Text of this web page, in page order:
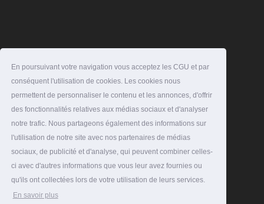
En poursuivant votre navigation vous acceptez les CGU et par
conséquent l'utilisation de cookies. Les cookies nous
permettent de personnaliser le contenu et les annonces, d'offrir
des fonctionnalités relatives aux médias sociaux et d'analyser
notre trafic. Nous partageons également des informations sur
l'utilisation de notre site avec nos partenaires de médias
sociaux, de publicité et d'analyse, qui peuvent combiner celles-
ci avec d'autres informations que vous leur avez fournies ou
qu'ils ont collectées lors de votre utilisation de leurs services.
En savoir plus